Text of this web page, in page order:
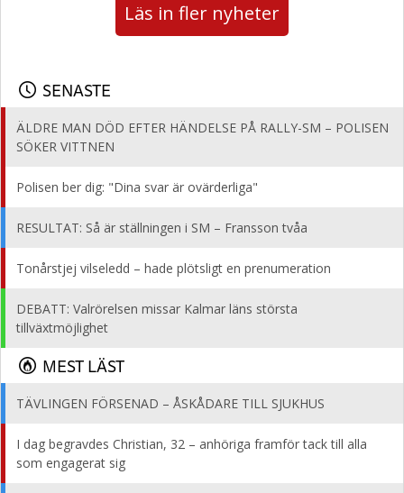
Läs in fler nyheter
SENASTE
ÄLDRE MAN DÖD EFTER HÄNDELSE PÅ RALLY-SM – POLISEN
SÖKER VITTNEN
Polisen ber dig: "Dina svar är ovärderliga"
RESULTAT: Så är ställningen i SM – Fransson tvåa
Tonårstjej vilseledd – hade plötsligt en prenumeration
DEBATT: Valrörelsen missar Kalmar läns största
tillväxtmöjlighet
MEST LÄST
TÄVLINGEN FÖRSENAD – ÅSKÅDARE TILL SJUKHUS
I dag begravdes Christian, 32 – anhöriga framför tack till alla
som engagerat sig